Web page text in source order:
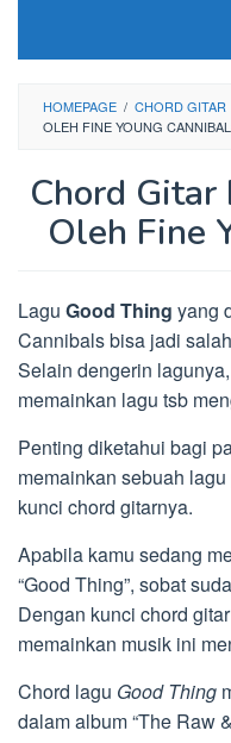
HOMEPAGE / CHORD GITAR
OLEH FINE YOUNG
Chord Gitar
Oleh Fine
Lagu Good Thing yang
Cannibals bisa jadi
Selain dengerin
memainkan lagu tsb
Penting diketahui bagi
memainkan sebuah
kunci chord gitarnya.
Apabila kamu sedang
“Good Thing”, sobat
Dengan kunci chord
memainkan musik ini
Chord lagu Good Thing
dalam album “The Raw